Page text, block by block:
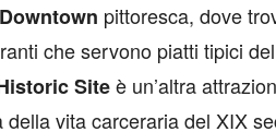
Downtown pittoresca, dove
che servono piatti tipici
Siteè un’altra
vita carceraria del XIX